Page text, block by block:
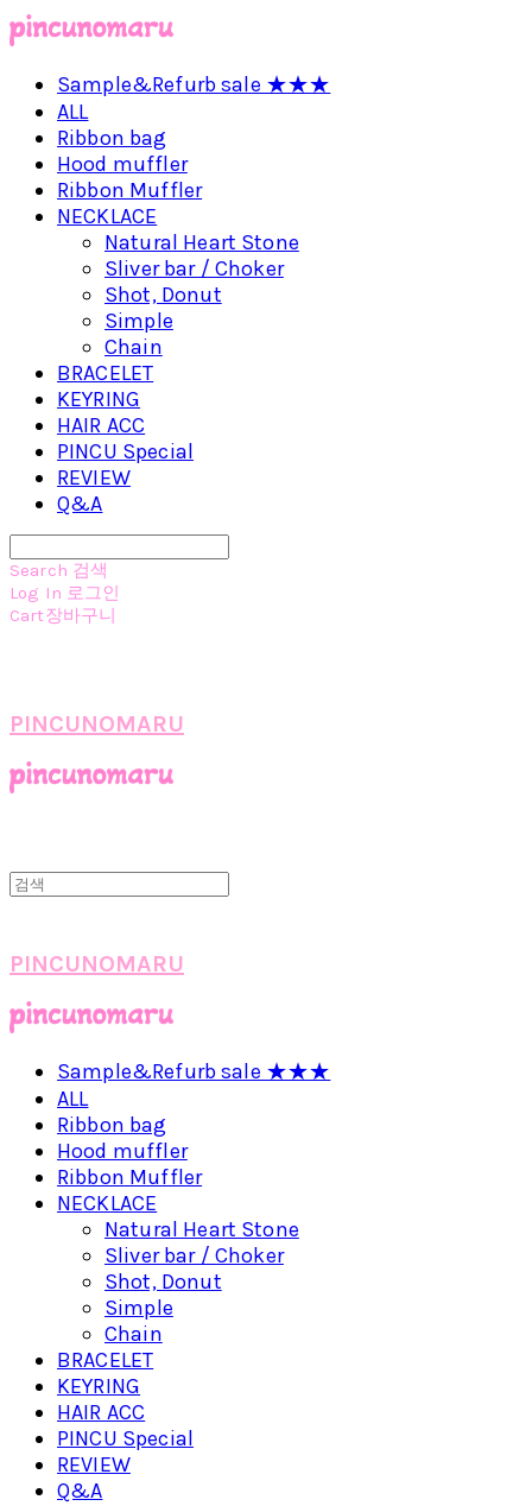
Sample&Refurb sale ★★★
ALL
Ribbon bag
Hood muffler
Ribbon Muffler
NECKLACE
Natural Heart Stone
Sliver bar / Choker
Shot, Donut
Simple
Chain
BRACELET
KEYRING
HAIR ACC
PINCU Special
REVIEW
Q&A
Search 검색
Log In 로그인
Cart장바구니
PINCUNOMARU
PINCUNOMARU
Sample&Refurb sale ★★★
ALL
Ribbon bag
Hood muffler
Ribbon Muffler
NECKLACE
Natural Heart Stone
Sliver bar / Choker
Shot, Donut
Simple
Chain
BRACELET
KEYRING
HAIR ACC
PINCU Special
REVIEW
Q&A